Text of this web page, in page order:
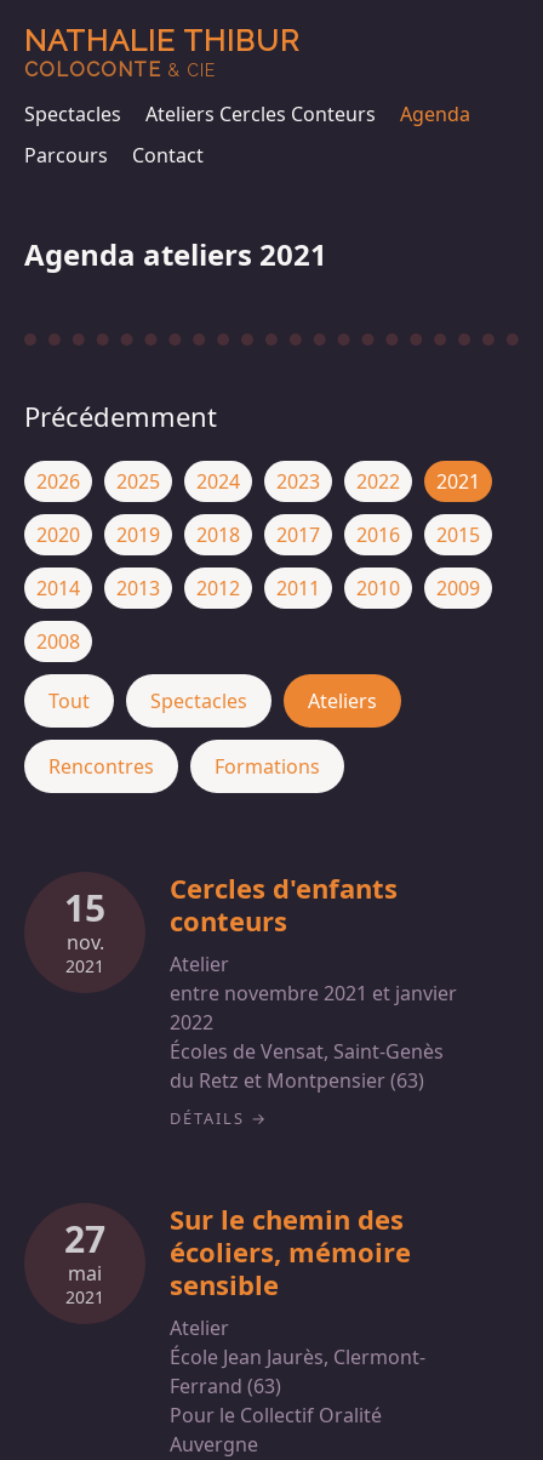
NATHALIE THIBUR
COLOCONTE & CIE
Spectacles Ateliers Cercles Conteurs
Agenda
Parcours
Contact
Agenda ateliers 2021
Précédemment
2026 2025 2024 2023 2022
2021
2020
2019 2018 2017 2016
2015
2014
2013 2012 2011 2010
2009
2008
Tout Spectacles Ateliers
Rencontres Formations
15
nov.
2021
Cercles d'enfants
conteurs
Atelier
entre novembre 2021 et janvier
2022
Écoles de Vensat, Saint-Genès
du Retz et Montpensier (63)
DÉTAILS
27
mai
2021
Sur le chemin des
écoliers, mémoire
sensible
Atelier
École Jean Jaurès, Clermont-
Ferrand (63)
Pour le Collectif Oralité
Auvergne